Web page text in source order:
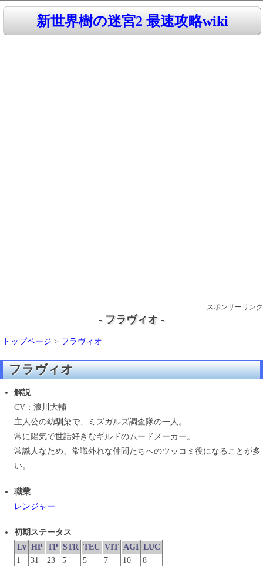
新世界樹の迷宮2 最速攻略wiki
スポンサーリンク
- フラヴィオ -
トップページ > フラヴィオ
フラヴィオ
解説
CV：浪川大輔
主人公の幼馴染で、ミズガルズ調査隊の一人。
常に陽気で世話好きなギルドのムードメーカー。
常識人なため、常識外れな仲間たちへのツッコミ役になることが多
い。
職業
レンジャー
初期ステータス
Lv HP TP STR TEC VIT AGI LUC
1
31 23 5 5 7 10
8